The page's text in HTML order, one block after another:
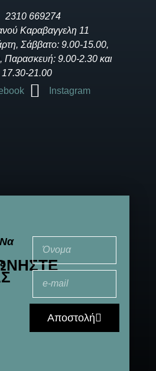
2310 669274
Καραβαγγελη 11
Σάββατο: 9.00-15.00,
Παρασκευή: 9.00-2.30 και
17.30-21.00
Instagram
Αποστολή